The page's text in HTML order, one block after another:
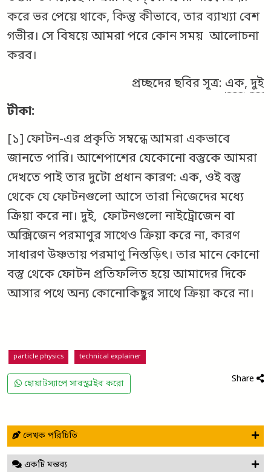
করে ভর পেয়ে থাকে, কিন্তু কীভাবে, তার ব্যাখ্যা বেশ
গভীর। সে বিষয়ে আমরা পরে কোন সময় আলোচনা
করব।
প্রচ্ছদের ছবির সূত্র: এক, দুই
টীকা:
[১] ফোটন-এর প্রকৃতি সম্বন্ধে আমরা একভাবে
জানতে পারি। আশেপাশের যেকোনো বস্তুকে আমরা
দেখতে পাই তার দুটো প্রধান কারণ: এক, ওই বস্তু
থেকে যে ফোটনগুলো আসে তারা নিজেদের মধ্যে
ক্রিয়া করে না। দুই, ফোটনগুলো নাইট্রোজেন বা
অক্সিজেন পরমাণুর সাথেও ক্রিয়া করে না, কারণ
সাধারণ উষ্ণতায় পরমাণু নিস্তড়িৎ। তার মানে কোনো
বস্তু থেকে ফোটন প্রতিফলিত হয়ে আমাদের দিকে
আসার পথে অন্য কোনোকিছুর সাথে ক্রিয়া করে না।
particle physics technical explainer
হোয়াটস্যাপে সাবস্ক্রাইব করো Share
লেখক পরিচিতি
একটি মন্তব্য